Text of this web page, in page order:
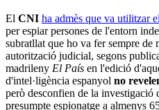
El CNI ha admès que va utilitzar
per espiar persones de l'entorn
subratllat que ho va fer sempre
autorització judicial, segons
madrileny El País en l'edició
d'intel·ligència espanyol no
però desconfien de la investigació
presumpte espionatge a almenys